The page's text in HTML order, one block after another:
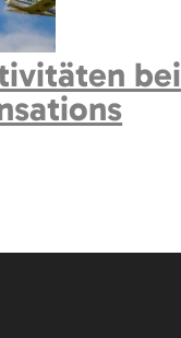
bei
(16)
(2)